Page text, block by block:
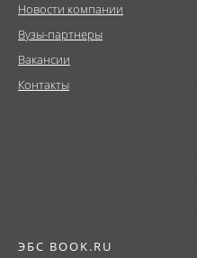
Новости компании
Вузы-партнеры
Вакансии
Контакты
ЭБС BOOK.RU